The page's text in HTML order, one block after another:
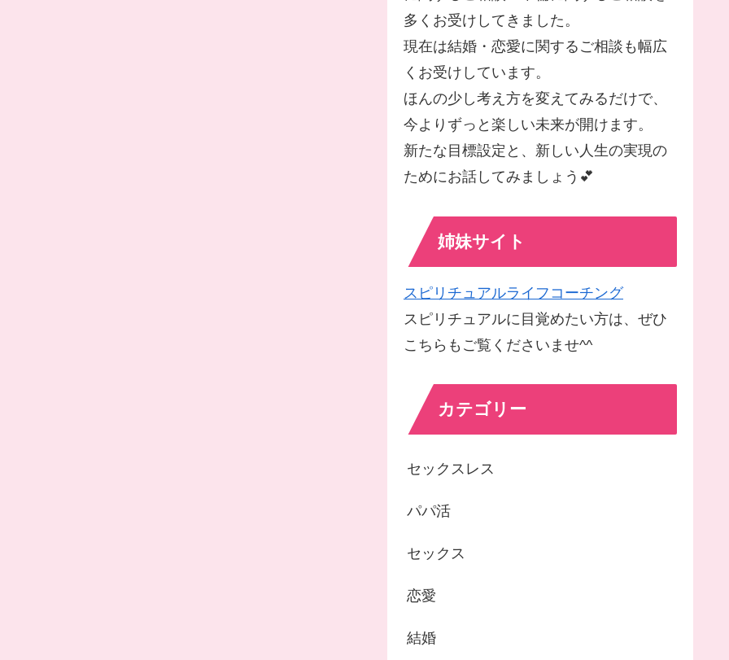
多くお受けしてきました。
現在は結婚・恋愛に関するご相談も幅広
くお受けしています。
ほんの少し考え方を変えてみるだけで、
今よりずっと楽しい未来が開けます。
新たな目標設定と、新しい人生の実現の
ためにお話してみましょう💕
姉妹サイト
スピリチュアルライフコーチング
スピリチュアルに目覚めたい方は、ぜひ
こちらもご覧くださいませ^^
カテゴリー
セックスレス
パパ活
セックス
恋愛
結婚